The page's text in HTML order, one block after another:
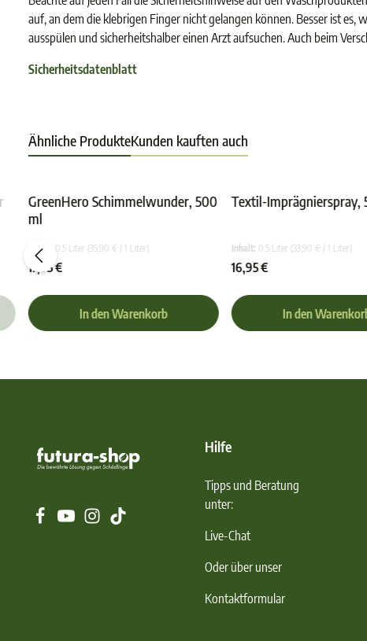
auf, an dem die klebrigen Finger nicht gelangen können. Besser ist
ausspülen und sicherheitshalber einen Arzt aufsuchen. Auch beim
Sicherheitsdatenblatt
Ähnliche ProdukteKunden kauften auch
von 4.5 von 5 Sternen
GreenHero Schimmelwunder, 500
ml
Inhalt: 0.5 Liter (35,90 € / 1 Liter)
17,95 €
In den Warenkorb
Textil-Imprägnierspray,
Inhalt: 0.5 Liter (33,90 € / 1 Liter)
16,95 €
In den
Hilfe
Tipps und Beratung
unter:
Live-Chat
Oder über unser
Kontaktformular